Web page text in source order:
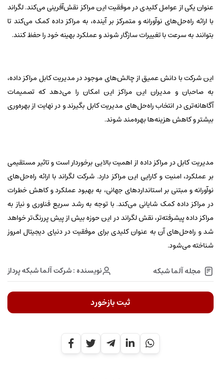
عنوان یکی از عوامل کلیدی در موفقیت این مراکز نقش‌آفرینی می‌کند. لگراند
با ارائه راه‌حل‌های نوآورانه و متمرکز بر آینده، به مراکز داده کمک می‌کند تا
بتوانند به سرعت با تغییرات سازگار شوند و عملکرد بهینه خود را حفظ کنند.
این شرکت با دانش عمیق از چالش‌های موجود در مدیریت کابل مراکز داده،
به صاحبان و مدیران این مراکز این امکان را می‌دهد که تصمیمات
آگاهانه‌تری در انتخاب راه‌حل‌های مدیریت کابل بگیرند و در نهایت از بهره‌وری
بیشتر و کاهش هزینه‌ها بهره‌مند شوند.
مدیریت کابل در مراکز داده از اهمیت بالایی برخوردار است و تاثیر مستقیمی
بر عملکرد، امنیت و کارایی این مراکز دارد. شرکت لگراند با ارائه راه‌حل‌های
نوآورانه و مبتنی بر استانداردهای جهانی، به بهبود عملکرد و کاهش خطرات
در مراکز داده کمک شایانی می‌کند. با توجه به رشد سریع فناوری و نیاز به
مراکز داده پیشرفته‌تر، نقش لگراند در این حوزه بیش از پیش پررنگ‌تر خواهد
شد و راه‌حل‌های آن به عنوان کلیدی برای موفقیت در دنیای دیجیتال امروز
شناخته می‌شود.
مجله آلما شبکه نویسنده : شرکت آلما شبکه پرداز
ثبت بازخورد